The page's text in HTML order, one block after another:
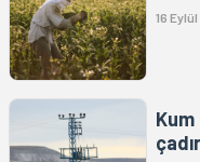
16
Kum